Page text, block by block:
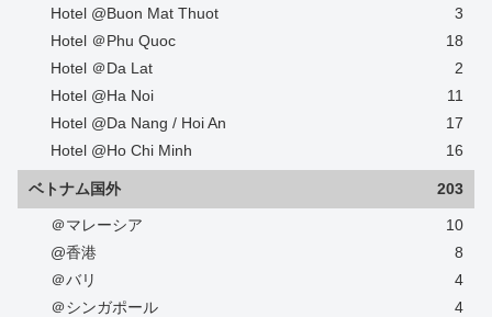
Hotel @Buon Mat Thuot
3
Hotel ＠Phu Quoc
18
Hotel ＠Da Lat
2
Hotel @Ha Noi
11
Hotel @Da Nang / Hoi An
17
Hotel @Ho Chi Minh
16
ベトナム国外 203
＠マレーシア
10
@香港
8
＠バリ
4
＠シンガポール
4